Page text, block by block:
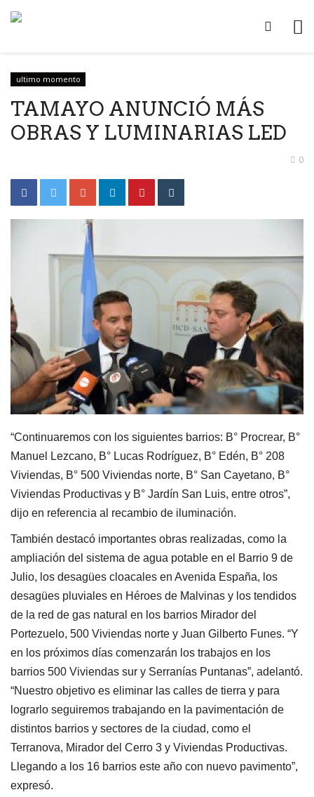
ultimo momento
TAMAYO ANUNCIÓ MÁS
OBRAS Y LUMINARIAS LED
0
“Continuaremos con los siguientes barrios: B° Procrear, B°
Manuel Lezcano, B° Lucas Rodríguez, B° Edén, B° 208
Viviendas, B° 500 Viviendas norte, B° San Cayetano, B°
Viviendas Productivas y B° Jardín San Luis, entre otros”,
dijo en referencia al recambio de iluminación.
También destacó importantes obras realizadas, como la
ampliación del sistema de agua potable en el Barrio 9 de
Julio, los desagües cloacales en Avenida España, los
desagües pluviales en Héroes de Malvinas y los tendidos
de la red de gas natural en los barrios Mirador del
Portezuelo, 500 Viviendas norte y Juan Gilberto Funes. “Y
en los próximos días comenzarán los trabajos en los
barrios 500 Viviendas sur y Serranías Puntanas”, adelantó.
“Nuestro objetivo es eliminar las calles de tierra y para
lograrlo seguiremos trabajando en la pavimentación de
distintos barrios y sectores de la ciudad, como el
Terranova, Mirador del Cerro 3 y Viviendas Productivas.
Llegando a los 16 barrios este año con nuevo pavimento”,
expresó.